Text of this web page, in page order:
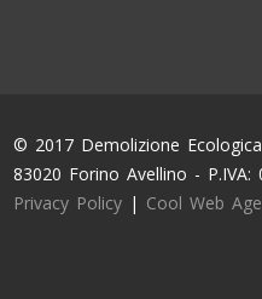
© 2017 Demolizione
83020 Forino Avellino - P.IVA:
Privacy Policy | Cool Web